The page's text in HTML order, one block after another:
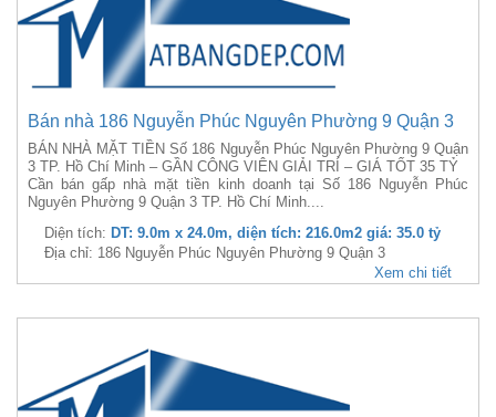
Bán nhà 186 Nguyễn Phúc Nguyên Phường 9 Quận 3
BÁN NHÀ MẶT TIỀN Số 186 Nguyễn Phúc Nguyên Phường 9 Quận
3 TP. Hồ Chí Minh – GẦN CÔNG VIÊN GIẢI TRÍ – GIÁ TỐT 35 TỶ
Cần bán gấp nhà mặt tiền kinh doanh tại Số 186 Nguyễn Phúc
Nguyên Phường 9 Quận 3 TP. Hồ Chí Minh....
Diện tích: DT: 9.0m x 24.0m, diện tích: 216.0m2 giá: 35.0 tỷ
Địa chỉ: 186 Nguyễn Phúc Nguyên Phường 9 Quận 3
Xem chi tiết